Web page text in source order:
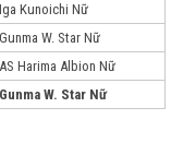
Iga Kunoichi Nữ
Gunma W. Star Nữ
AS Harima Albion Nữ
Gunma W. Star Nữ